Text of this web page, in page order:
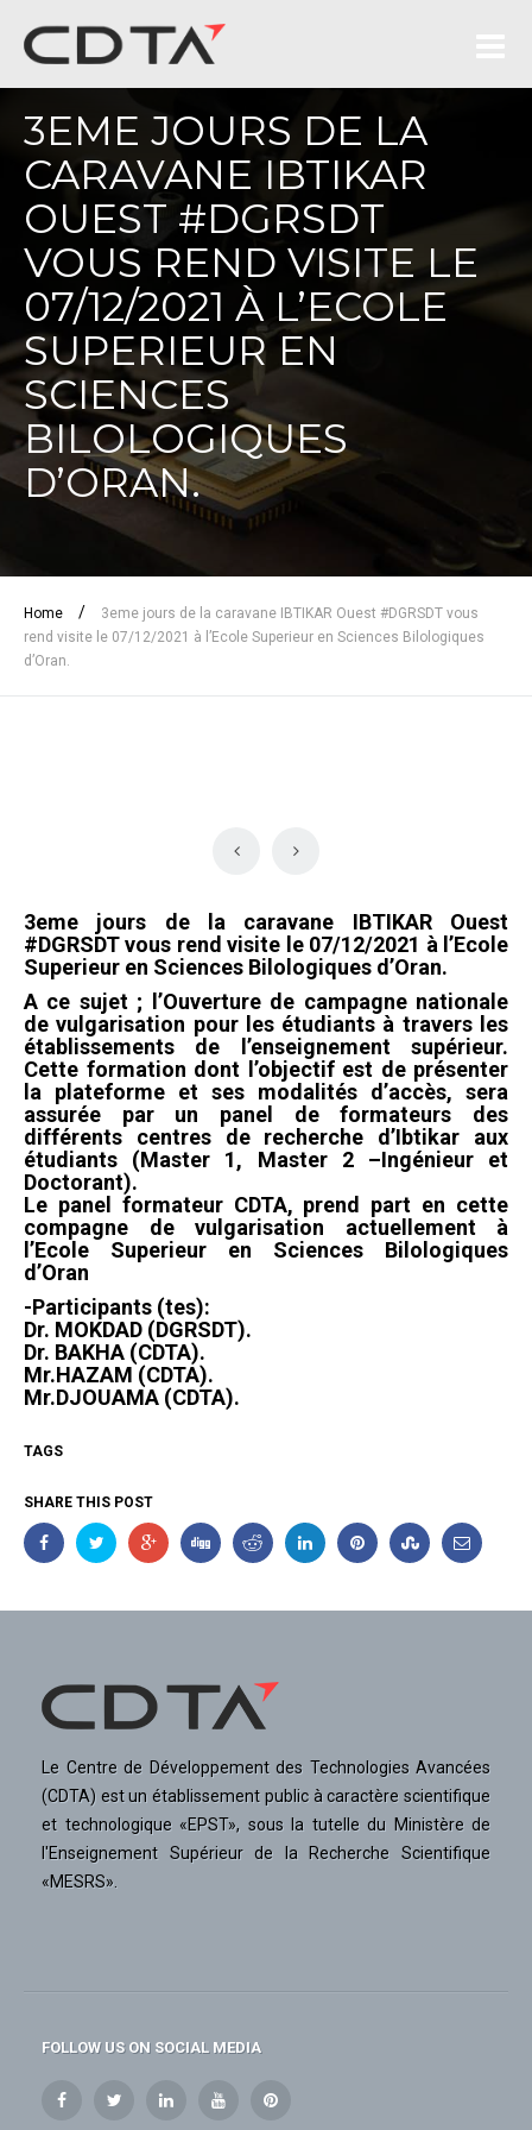
3EME JOURS DE LA
CARAVANE IBTIKAR
OUEST #DGRSDT
VOUS REND VISITE LE
07/12/2021 À L’ECOLE
SUPERIEUR EN
SCIENCES
BILOLOGIQUES
D’ORAN.
Home /
3eme jours de la caravane IBTIKAR Ouest #DGRSDT vous
rend visite le 07/12/2021 à l’Ecole Superieur en Sciences Bilologiques
d’Oran.
3eme jours de la caravane IBTIKAR Ouest
#DGRSDT vous rend visite le 07/12/2021 à l’Ecole
Superieur en Sciences Bilologiques d’Oran.
A ce sujet ; l’Ouverture de campagne nationale
de vulgarisation pour les étudiants à travers les
établissements de l’enseignement supérieur.
Cette formation dont l’objectif est de présenter
la plateforme et ses modalités d’accès, sera
assurée par un panel de formateurs des
différents centres de recherche d’Ibtikar aux
étudiants (Master 1, Master 2 –Ingénieur et
Doctorant).
Le panel formateur CDTA, prend part en cette
compagne de vulgarisation actuellement à
l’Ecole Superieur en Sciences Bilologiques
d’Oran
-Participants (tes):
Dr. MOKDAD (DGRSDT).
Dr. BAKHA (CDTA).
Mr.HAZAM (CDTA).
Mr.DJOUAMA (CDTA).
TAGS
SHARE THIS POST
Le Centre de Développement des Technologies Avancées
(CDTA) est un établissement public à caractère scientifique
et technologique «EPST», sous la tutelle du Ministère de
l'Enseignement Supérieur de la Recherche Scientifique
«MESRS».
FOLLOW US ON SOCIAL MEDIA